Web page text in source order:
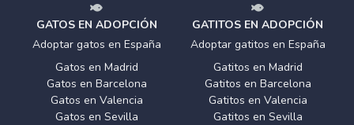
GATOS EN ADOPCIÓN
Adoptar gatos en España
Gatos en Madrid
Gatos en Barcelona
Gatos en Valencia
Gatos en Sevilla
GATITOS EN ADOPCIÓN
Adoptar gatitos en España
Gatitos en Madrid
Gatitos en Barcelona
Gatitos en Valencia
Gatitos en Sevilla